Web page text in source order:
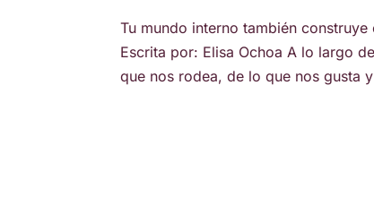
Tu mundo interno también
Escrita por: Elisa Ochoa A lo largo
que nos rodea, de lo que nos gusta